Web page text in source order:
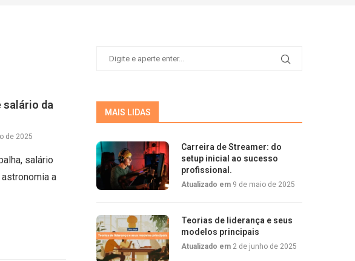
salário da
de 2025
salário
a
MAIS LIDAS
Carreira de Streamer: do
setup inicial ao sucesso
profissional.
Atualizado em 9 de maio de 2025
Teorias de liderança e seus
modelos principais
Atualizado em 2 de junho de 2025